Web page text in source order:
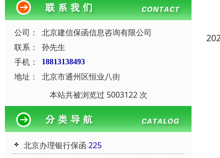
公司：
北京建信保函信息咨询有限公司
联系：
孙先生
手机：
18813138493
地址：
北京市通州区恒业八街
本站共被浏览过 5003122 次
北京办理银行保函 225